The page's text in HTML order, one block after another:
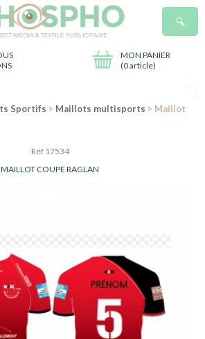
MON PANIER
(0 article)
Sportifs > Maillots multisports > Maillot
Réf 17534
MAILLOT COUPE RAGLAN